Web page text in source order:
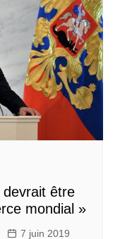
devrait être
mondial »
7 juin 2019